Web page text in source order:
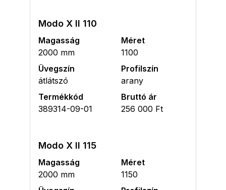
Modo X II 110
Magasság
2000 mm
Méret
1100
Üvegszín
átlátszó
Profilszín
arany
Termékkód
389314-09-01
Bruttó ár
256 000 Ft
Modo X II 115
Magasság
2000 mm
Méret
1150